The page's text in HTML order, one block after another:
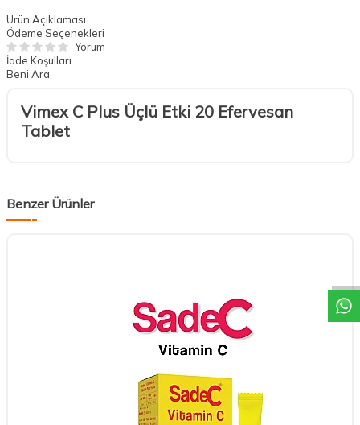
Ürün Açıklaması
Ödeme Seçenekleri
Yorum
İade Koşulları
Beni Ara
Vimex C Plus Üçlü Etki 20 Efervesan
Tablet
Benzer Ürünler